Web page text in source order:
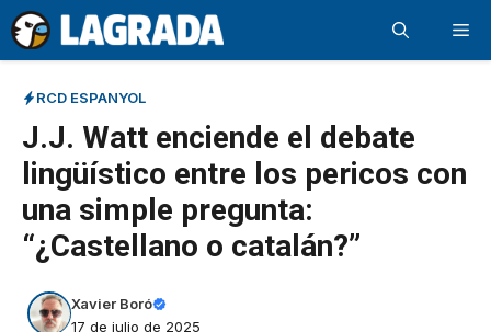
Saltar
al
contenido
RCD ESPANYOL
J.J. Watt enciende el debate
lingüístico entre los pericos con
una simple pregunta:
“¿Castellano o catalán?”
Xavier Boró
17 de julio de 2025